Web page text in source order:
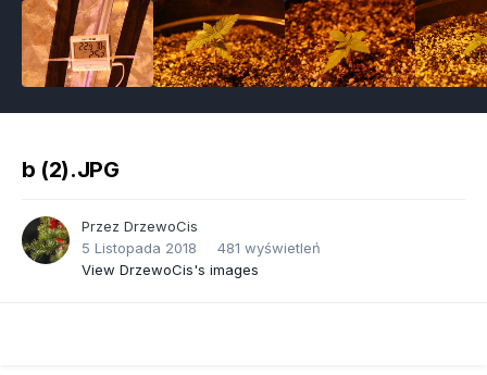
b (2).JPG
Przez DrzewoCis
5 Listopada 2018
481 wyświetleń
View DrzewoCis's images